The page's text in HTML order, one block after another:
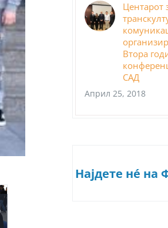
Центарот
Втора
САД
Април 25, 2018
Најдете нé на